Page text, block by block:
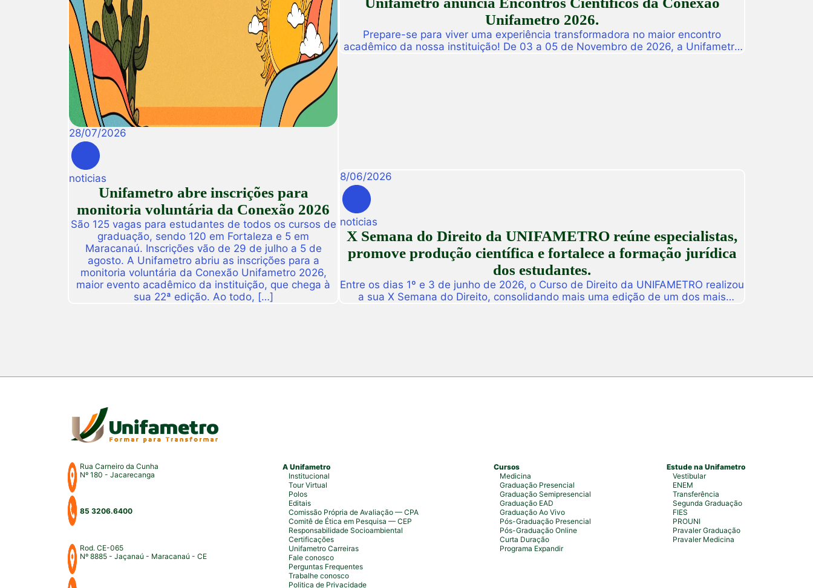
28/07/2026
noticias
Unifametro abre inscrições para
monitoria voluntária da Conexão 2026
São 125 vagas para estudantes de todos os cursos de
graduação, sendo 120 em Fortaleza e 5 em
Maracanaú. Inscrições vão de 29 de julho a 5 de
agosto. A Unifametro abriu as inscrições para a
monitoria voluntária da Conexão Unifametro 2026,
maior evento acadêmico da instituição, que chega à
sua 22ª edição. Ao todo, […]
Unifametro 2026.
Prepare-se para viver uma experiência transformadora no maior encontro
acadêmico da nossa instituição! De 03 a 05 de Novembro de 2026, a Unifametro
8/06/2026
noticias
X Semana do Direito da UNIFAMETRO reúne especialistas,
promove produção científica e fortalece a formação jurídica
dos estudantes.
Entre os dias 1º e 3 de junho de 2026, o Curso de Direito da UNIFAMETRO realizou
a sua X Semana do Direito, consolidando mais uma edição de um dos mais
Rua Carneiro da Cunha
Nº 180 - Jacarecanga
85 3206.6400
Rod. CE-065
Nº 8885 - Jaçanaú - Maracanaú - CE
A Unifametro
Institucional
Tour Virtual
Polos
Editais
Comissão Própria de Avaliação — CPA
Comitê de Ética em Pesquisa — CEP
Responsabilidade Socioambiental
Certificações
Unifametro Carreiras
Fale conosco
Perguntas Frequentes
Trabalhe conosco
Politica de Privacidade
Cursos
Medicina
Graduação Presencial
Graduação Semipresencial
Graduação EAD
Graduação Ao Vivo
Pós-Graduação Presencial
Pós-Graduação Online
Curta Duração
Programa Expandir
Estude na Unifametro
Vestibular
ENEM
Transferência
Segunda Graduação
FIES
PROUNI
Pravaler Graduação
Pravaler Medicina